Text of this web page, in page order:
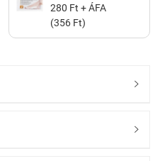
280 Ft + ÁFA
(356 Ft)

